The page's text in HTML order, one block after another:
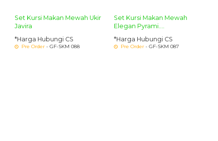
Set Kursi Makan Mewah Ukir
Javira
*Harga Hubungi CS
Pre Order - GF-SKM 088
Set Kursi Makan Mewah
Elegan Pyrami....
*Harga Hubungi CS
Pre Order - GF-SKM 087